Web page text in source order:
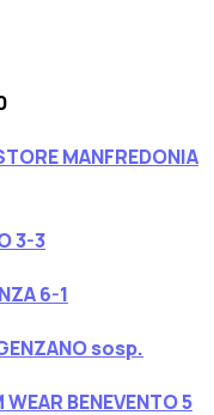
MANFREDONIA
3-3
6-1
sosp.
BENEVENTO 5